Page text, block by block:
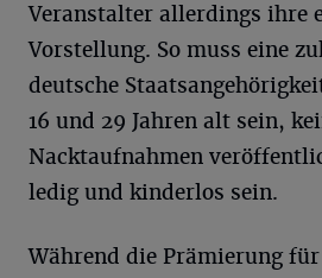
Veranstalter allerdings ihre
Vorstellung. So muss eine
deutsche
16 und 29 Jahren alt sein,
Nacktaufnahmen
ledig und kinderlos sein.
Während die Prämierung